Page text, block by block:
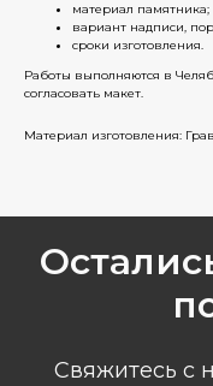
материал памятника;
вариант надписи,
сроки изготовления.
Работы выполняются в
согласовать макет.
Материал изготовления:
Свяжитесь с